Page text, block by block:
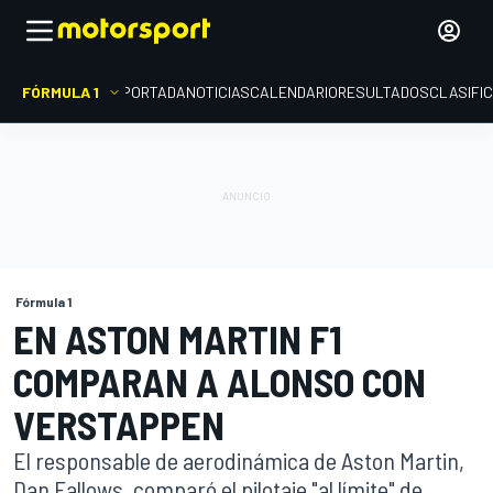
FÓRMULA 1 PORTADANOTICIASCALENDARIORESULTADOS
Fórmula 1
EN ASTON MARTIN F1
COMPARAN A ALONSO CON
VERSTAPPEN
El responsable de aerodinámica de Aston Martin,